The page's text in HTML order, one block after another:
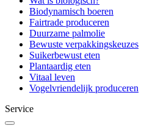
Biodynamisch boeren
Fairtrade produceren
Duurzame palmolie
Bewuste verpakkingskeuzes
Suikerbewust eten
Plantaardig eten
Vitaal leven
Vogelvriendelijk produceren
Service